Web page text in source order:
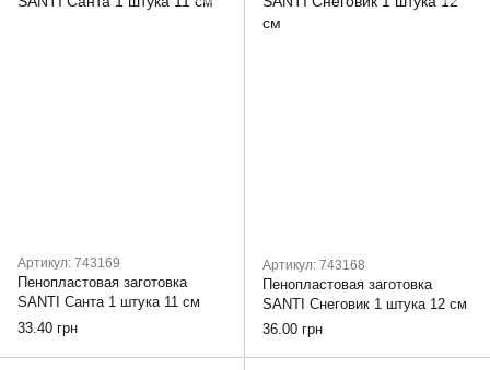
Артикул: 743169
Пенопластовая заготовка
SANTI Санта 1 штука 11 см
33.40 грн
Артикул: 743168
Пенопластовая заготовка
SANTI Снеговик 1 штука 12 см
36.00 грн